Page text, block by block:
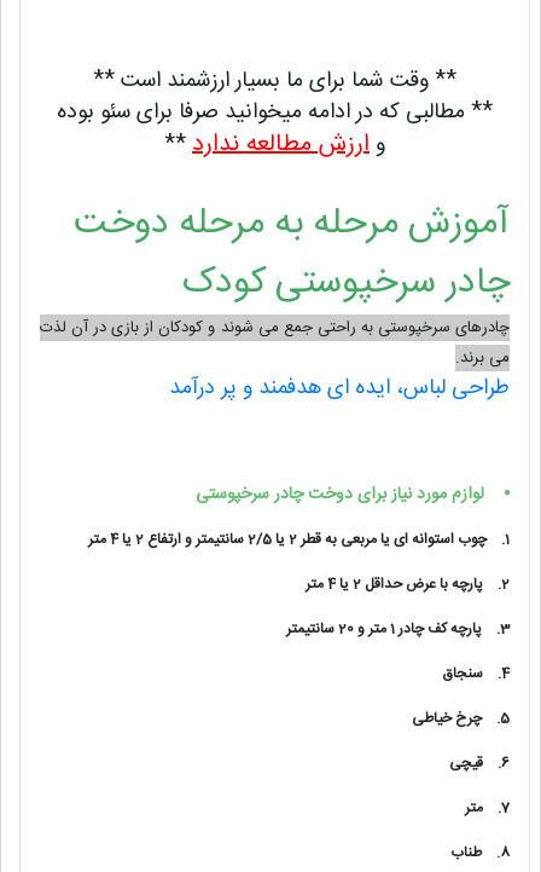
** وقت شما برای ما بسیار ارزشمند است **
** مطالبی که در ادامه میخوانید صرفا برای سئو بوده
و ارزش مطالعه ندارد**
آموزش مرحله به مرحله دوخت
چادر سرخپوستی کودک
چادرهای سرخپوستی به راحتی جمع می شوند و کودکان از بازی در آن لذت
می برند.
طراحی لباس، ایده ای هدفمند و پر درآمد
⦁ لوازم مورد نیاز برای دوخت چادر سرخپوستی
1.
چوب استوانه ای یا مربعی به قطر 2 یا 2/5 سانتیمتر و ارتفاع 2 یا 4 متر
2.
پارچه با عرض حداقل 2 یا 4 متر
3.
پارچه کف چادر 1 متر و 20 سانتیمتر
4.
سنجاق
5.
چرخ خیاطی
6.
قیچی
7.
متر
8.
طناب